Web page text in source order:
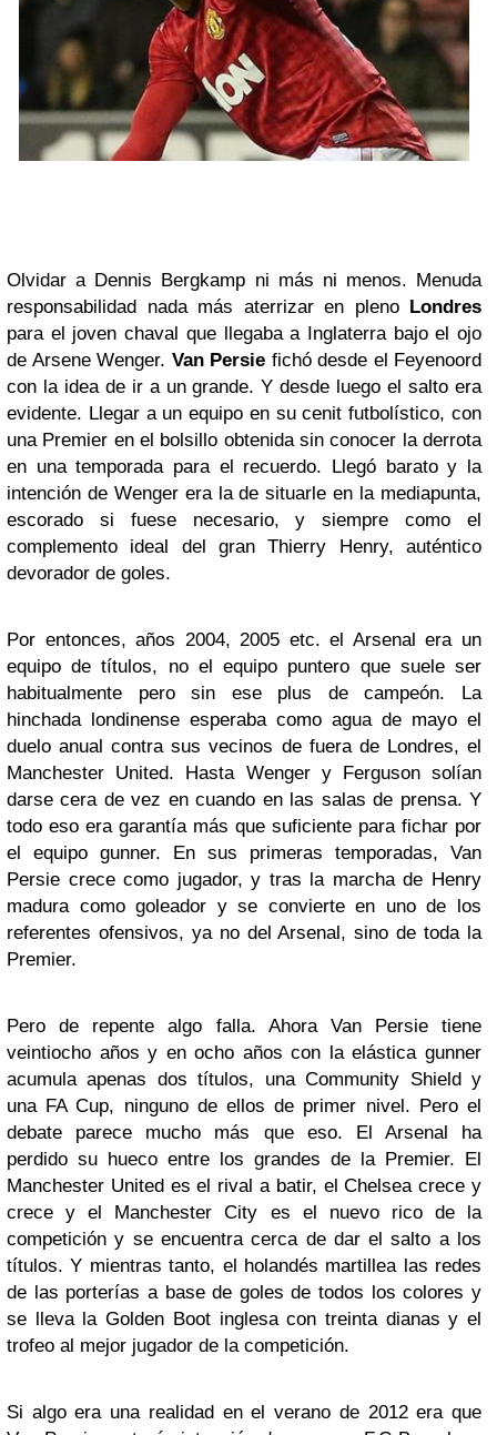
Olvidar a Dennis Bergkamp ni más ni menos. Menuda
responsabilidad nada más aterrizar en pleno Londres
para el joven chaval que llegaba a Inglaterra bajo el ojo
de Arsene Wenger. Van Persie fichó desde el Feyenoord
con la idea de ir a un grande. Y desde luego el salto era
evidente. Llegar a un equipo en su cenit futbolístico, con
una Premier en el bolsillo obtenida sin conocer la derrota
en una temporada para el recuerdo. Llegó barato y la
intención de Wenger era la de situarle en la mediapunta,
escorado si fuese necesario, y siempre como el
complemento ideal del gran Thierry Henry, auténtico
devorador de goles.
Por entonces, años 2004, 2005 etc. el Arsenal era un
equipo de títulos, no el equipo puntero que suele ser
habitualmente pero sin ese plus de campeón. La
hinchada londinense esperaba como agua de mayo el
duelo anual contra sus vecinos de fuera de Londres, el
Manchester United. Hasta Wenger y Ferguson solían
darse cera de vez en cuando en las salas de prensa. Y
todo eso era garantía más que suficiente para fichar por
el equipo gunner. En sus primeras temporadas, Van
Persie crece como jugador, y tras la marcha de Henry
madura como goleador y se convierte en uno de los
referentes ofensivos, ya no del Arsenal, sino de toda la
Premier.
Pero de repente algo falla. Ahora Van Persie tiene
veintiocho años y en ocho años con la elástica gunner
acumula apenas dos títulos, una Community Shield y
una FA Cup, ninguno de ellos de primer nivel. Pero el
debate parece mucho más que eso. El Arsenal ha
perdido su hueco entre los grandes de la Premier. El
Manchester United es el rival a batir, el Chelsea crece y
crece y el Manchester City es el nuevo rico de la
competición y se encuentra cerca de dar el salto a los
títulos. Y mientras tanto, el holandés martillea las redes
de las porterías a base de goles de todos los colores y
se lleva la Golden Boot inglesa con treinta dianas y el
trofeo al mejor jugador de la competición.
Si algo era una realidad en el verano de 2012 era que